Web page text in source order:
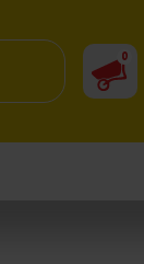
0